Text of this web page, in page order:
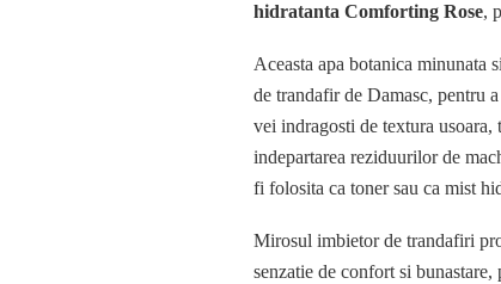
hidratanta Comforting Rose,
Aceasta apa botanica minunata
de trandafir de Damasc, pentru
vei indragosti de textura usoara,
indepartarea reziduurilor de
fi folosita ca toner sau ca mist
Mirosul imbietor de trandafiri
senzatie de confort si